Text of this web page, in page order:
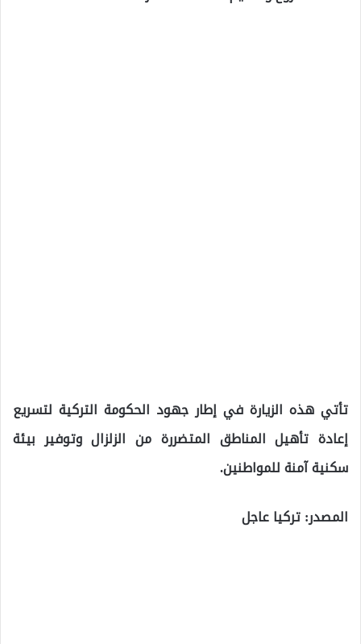
تأتي هذه الزيارة في إطار جهود الحكومة التركية لتسريع
إعادة تأهيل المناطق المتضررة من الزلزال وتوفير بيئة
سكنية آمنة للمواطنين.
المصدر: تركيا عاجل